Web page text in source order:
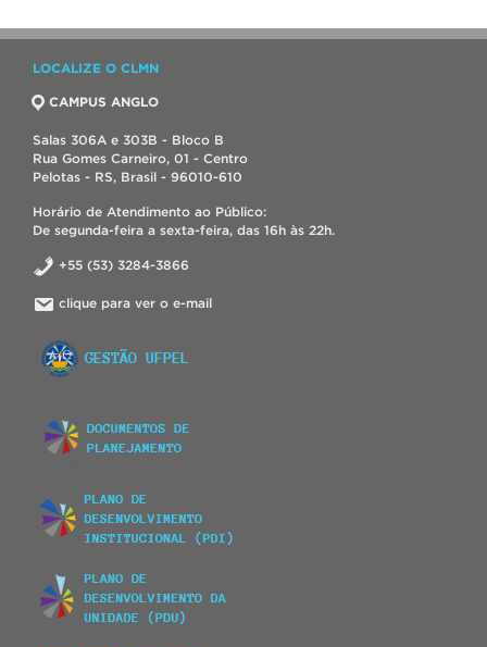
LOCALIZE O CLMN
CAMPUS ANGLO
Salas 306A e 303B - Bloco B
Rua Gomes Carneiro, 01 - Centro
Pelotas - RS, Brasil - 96010-610
Horário de Atendimento ao Público:
De segunda-feira a sexta-feira, das 16h às 22h.
+55 (53) 3284-3866
clique para ver o e-mail